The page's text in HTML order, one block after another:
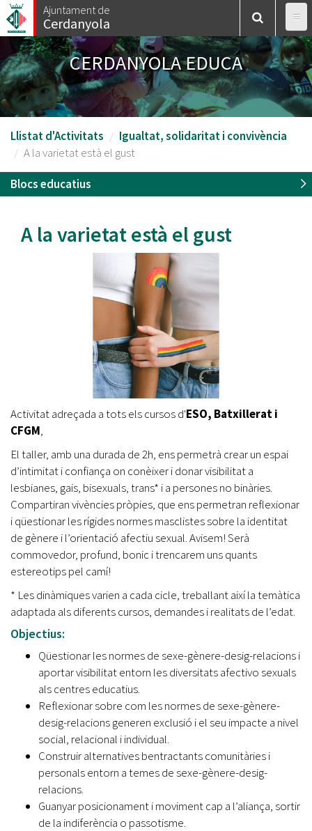
Vés
al
contingut
Ajuntament de
Cerdanyola
CERDANYOLA EDUCA
Llistat d'Activitats
Igualtat, solidaritat i convivència
A la varietat està el gust
Blocs educatius
A la varietat està el gust
Activitat adreçada a tots els cursos d'ESO, Batxillerat i
CFGM,​
El taller, amb una durada de 2h, ens permetrà crear un espai
d’intimitat i confiança on conèixer i donar visibilitat a
lesbianes, gais, bisexuals, trans* i a persones no binàries.
Compartiran vivències pròpies, que ens permetran reflexionar
i qüestionar les rígides normes masclistes sobre la identitat
de gènere i l’orientació afectiu sexual. Avisem! Serà
commovedor, profund, bonic i trencarem uns quants
estereotips pel camí!
* Les dinàmiques varien a cada cicle, treballant així la temàtica
adaptada als diferents cursos, demandes i realitats de l’edat.
Objectius:
Qüestionar les normes de sexe-gènere-desig-relacions i
aportar visibilitat entorn les diversitats afectivo sexuals
als centres educatius.
Reflexionar sobre com les normes de sexe-gènere-
desig-relacions generen exclusió i el seu impacte a nivel
social, relacional i individual.
Construir alternatives bentractants comunitàries i
personals entorn a temes de sexe-gènere-desig-
relacions.
Guanyar posicionament i moviment cap a l’aliança, sortir
de la indiferència o passotisme.